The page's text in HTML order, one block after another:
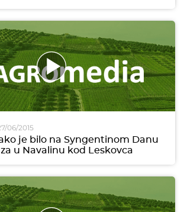
06/2015
je bilo na Syngentinom Danu
u Navalinu kod Leskovca